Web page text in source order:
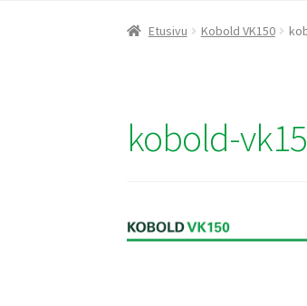
Etusivu Kobold VK150
kobold-